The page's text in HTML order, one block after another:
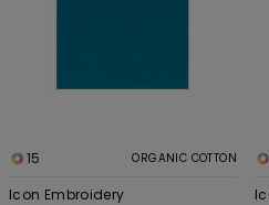
15 ORGANIC COTTON
Icon Embroidery